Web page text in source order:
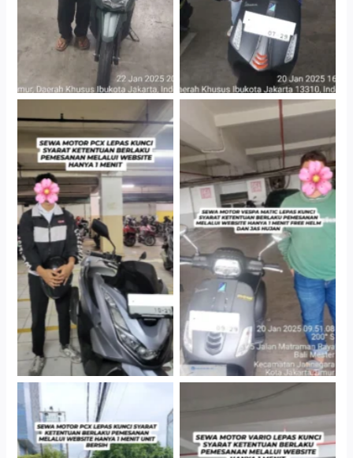
Hotel Kartika Chandra,
Jakarta Selatan
Cityplaza Jatinegara
Gedung Parkir P6A